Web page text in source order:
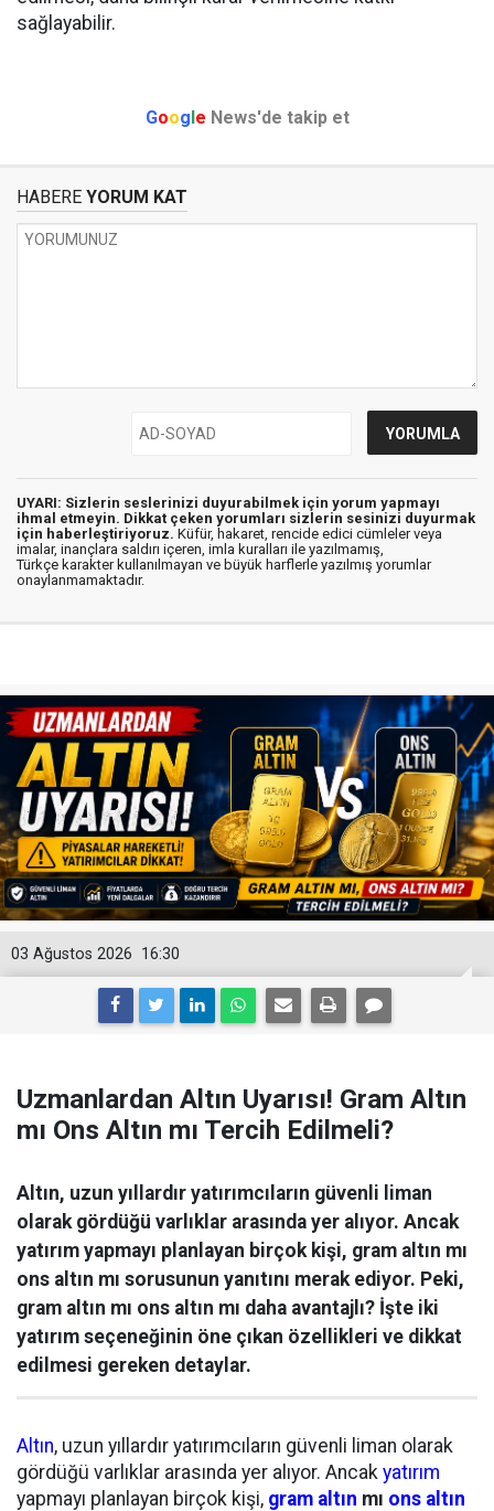
sağlayabilir.
Google News'de takip et
HABERE YORUM KAT
UYARI: Sizlerin seslerinizi duyurabilmek için yorum yapmayı
ihmal etmeyin. Dikkat çeken yorumları sizlerin sesinizi duyurmak
için haberleştiriyoruz. Küfür, hakaret, rencide edici cümleler veya
imalar, inançlara saldırı içeren, imla kuralları ile yazılmamış,
Türkçe karakter kullanılmayan ve büyük harflerle yazılmış yorumlar
onaylanmamaktadır.
16:30
03 Ağustos 2026
Uzmanlardan Altın Uyarısı! Gram Altın
mı Ons Altın mı Tercih Edilmeli?
Altın, uzun yıllardır yatırımcıların güvenli liman
olarak gördüğü varlıklar arasında yer alıyor. Ancak
yatırım yapmayı planlayan birçok kişi, gram altın mı
ons altın mı sorusunun yanıtını merak ediyor. Peki,
gram altın mı ons altın mı daha avantajlı? İşte iki
yatırım seçeneğinin öne çıkan özellikleri ve dikkat
edilmesi gereken detaylar.
Altın, uzun yıllardır yatırımcıların güvenli liman olarak
gördüğü varlıklar arasında yer alıyor. Ancak yatırım
yapmayı planlayan birçok kişi, gram altın mı ons altın